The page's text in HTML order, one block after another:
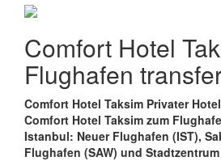
Comfort Hotel
Flughafen
Comfort Hotel Taksim Privater
Comfort Hotel Taksim zum
Istanbul: Neuer Flughafen (IST),
Flughafen (SAW) und